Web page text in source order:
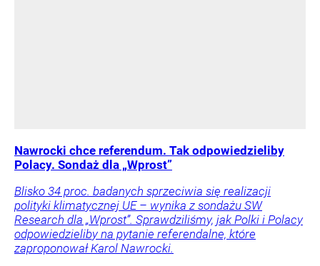
Nawrocki chce referendum. Tak odpowiedzieliby
Polacy. Sondaż dla „Wprost”
Blisko 34 proc. badanych sprzeciwia się realizacji
polityki klimatycznej UE – wynika z sondażu SW
Research dla „Wprost”. Sprawdziliśmy, jak Polki i Polacy
odpowiedzieliby na pytanie referendalne, które
zaproponował Karol Nawrocki.